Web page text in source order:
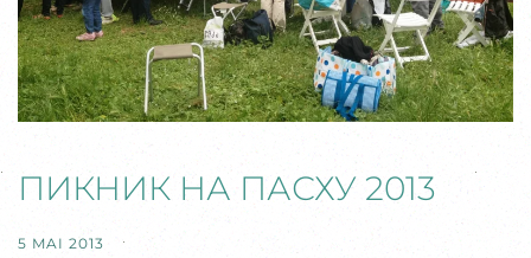
ПИКНИК НА ПАСХУ 2013
5 MAI 2013